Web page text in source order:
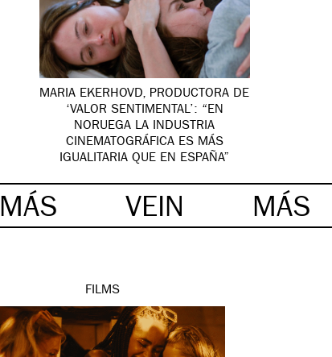
MARIA EKERHOVD, PRODUCTORA DE
‘VALOR SENTIMENTAL’: “EN
NORUEGA LA INDUSTRIA
CINEMATOGRÁFICA ES MÁS
IGUALITARIA QUE EN ESPAÑA”
MÁS VEIN MÁS
FILMS